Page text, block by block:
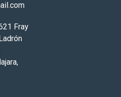
Fray